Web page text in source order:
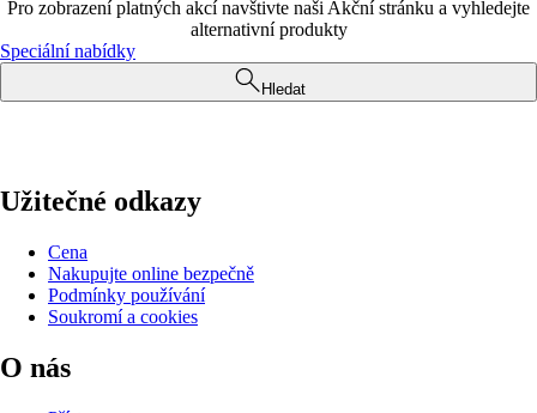
Pro zobrazení platných akcí navštivte naši Akční stránku a vyhledejte
alternativní produkty
Speciální nabídky
Hledat
Užitečné odkazy
Cena
Nakupujte online bezpečně
Podmínky používání
Soukromí a cookies
O nás